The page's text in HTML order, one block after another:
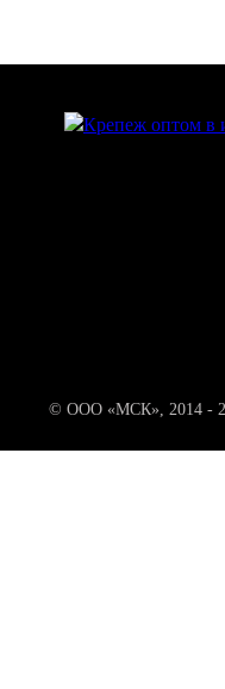
© ООО «МСК», 2014 -